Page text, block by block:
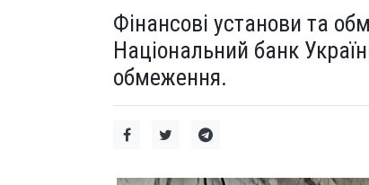
Фінансові установи та
Національний банк
обмеження.